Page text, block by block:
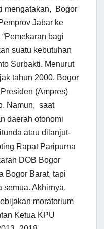
mengatakan, Bogor
Jabar ke
bagi
suatu kebutuhan
Surbakti. Menurut
tahun 2000. Bogor
(Ampres)
Namun, saat
daerah oto­nomi
atau dilanjut­
Rapat Paripurna
DOB Bogor
Bogor Barat, tapi
semua. Akhir­nya,
moratorium
Ketua KPU